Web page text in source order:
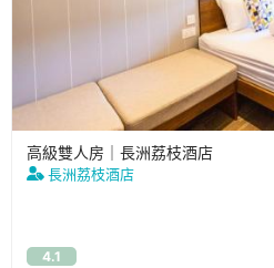
高級雙人房｜長洲荔枝酒店
長洲荔枝酒店
4.1